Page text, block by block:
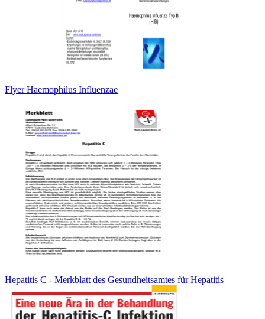
Flyer Haemophilus Influenzae
Hepatitis C - Merkblatt des Gesundheitsamtes für Hepatitis